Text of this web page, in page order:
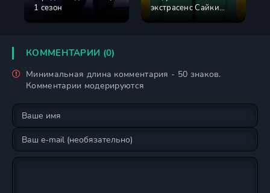
1 сезон
экстрасенс Сайки
КОММЕНТАРИИ (0)
Минимальная длина комментария - 50 знаков.
Комментарии модерируются